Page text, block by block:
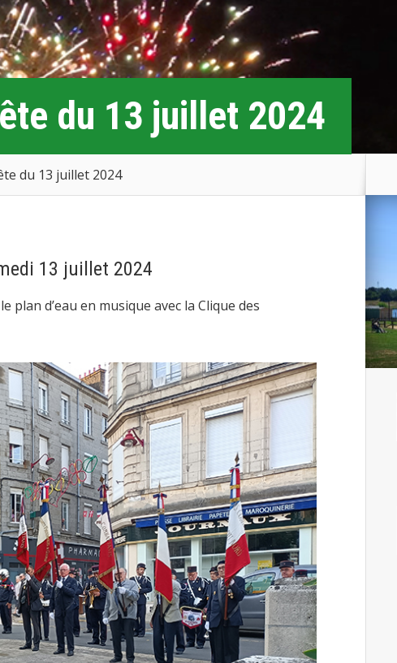
du 13 juillet 2024
du 13 juillet 2024
13 juillet 2024
d’eau en musique avec la Clique des